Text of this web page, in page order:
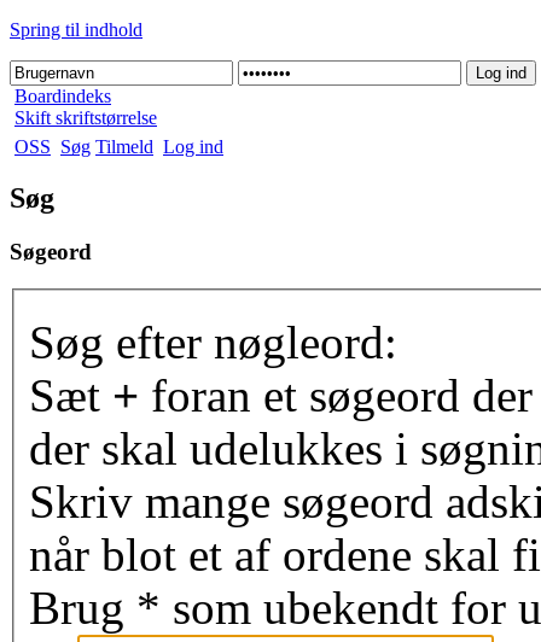
Spring til indhold
Boardindeks
Skift skriftstørrelse
OSS Søg Tilmeld Log ind
Søg
Søgeord
Søg efter nøgleord:
Sæt + foran et søgeord
der skal udelukkes i
Skriv mange søgeord
når blot et af ordene skal
Brug * som ubekendt for